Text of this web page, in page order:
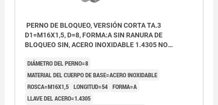
PERNO DE BLOQUEO, VERSIÓN CORTA TA.3
D1=M16X1,5, D=8, FORMA:A SIN RANURA DE
BLOQUEO SIN, ACERO INOXIDABLE 1.4305 NO
ACABADO NATURAL
DIÁMETRO DEL PERNO=8
MATERIAL DEL CUERPO DE BASE=ACERO INOXIDABLE
ROSCA=M16X1,5 LONGITUD=54 FORMA=A
LLAVE DEL ACERO=1.4305